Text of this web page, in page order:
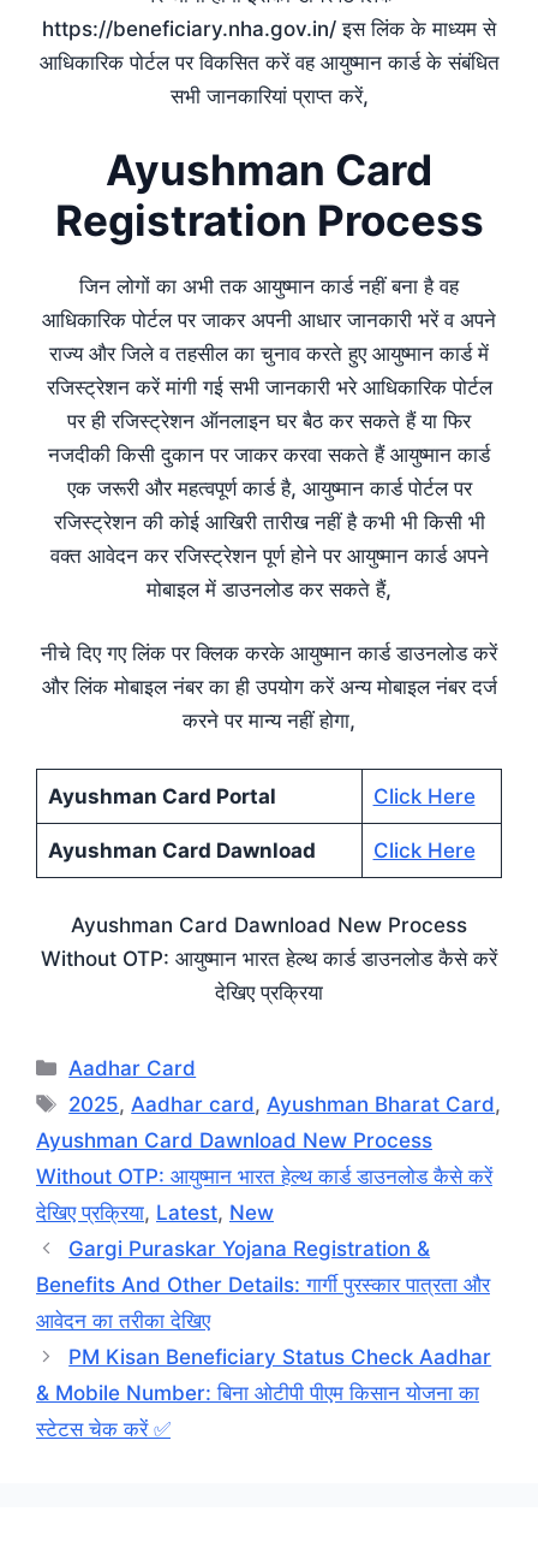
https://beneficiary.nha.gov.in/ इस लिंक के माध्यम से
आधिकारिक पोर्टल पर विकसित करें वह आयुष्मान कार्ड के संबंधित
सभी जानकारियां प्राप्त करें,
Ayushman Card
Registration Process
जिन लोगों का अभी तक आयुष्मान कार्ड नहीं बना है वह
आधिकारिक पोर्टल पर जाकर अपनी आधार जानकारी भरें व अपने
राज्य और जिले व तहसील का चुनाव करते हुए आयुष्मान कार्ड में
रजिस्ट्रेशन करें मांगी गई सभी जानकारी भरे आधिकारिक पोर्टल
पर ही रजिस्ट्रेशन ऑनलाइन घर बैठ कर सकते हैं या फिर
नजदीकी किसी दुकान पर जाकर करवा सकते हैं आयुष्मान कार्ड
एक जरूरी और महत्वपूर्ण कार्ड है, आयुष्मान कार्ड पोर्टल पर
रजिस्ट्रेशन की कोई आखिरी तारीख नहीं है कभी भी किसी भी
वक्त आवेदन कर रजिस्ट्रेशन पूर्ण होने पर आयुष्मान कार्ड अपने
मोबाइल में डाउनलोड कर सकते हैं,
नीचे दिए गए लिंक पर क्लिक करके आयुष्मान कार्ड डाउनलोड करें
और लिंक मोबाइल नंबर का ही उपयोग करें अन्य मोबाइल नंबर दर्ज
करने पर मान्य नहीं होगा,
Ayushman Card Portal Click Here
Ayushman Card Dawnload Click Here
Ayushman Card Dawnload New Process
Without OTP: आयुष्मान भारत हेल्थ कार्ड डाउनलोड कैसे करें
देखिए प्रक्रिया
Categories
Aadhar Card
Tags
2025,Aadhar card,Ayushman Bharat Card,
Ayushman Card Dawnload New Process
Without OTP: आयुष्मान भारत हेल्थ कार्ड डाउनलोड कैसे करें
देखिए प्रक्रिया, Latest, New
Gargi Puraskar Yojana Registration &
Benefits And Other Details: गार्गी पुरस्कार पात्रता और
आवेदन का तरीका देखिए
PM Kisan Beneficiary Status Check Aadhar
& Mobile Number: बिना ओटीपी पीएम किसान योजना का
स्टेटस चेक करें ✅